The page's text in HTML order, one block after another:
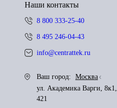
Наши контакты
8 800 333-25-40
8 495 246-04-43
info@centrattek.ru
Ваш город:
Москва
ул. Академика Варги,
421